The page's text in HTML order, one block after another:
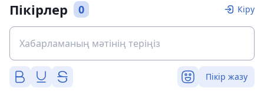
Пікірлер 0 Кіру
Пікір жазу